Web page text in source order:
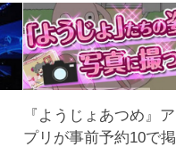
『ようじょあつめ』ア
プリが事前予約10で掲